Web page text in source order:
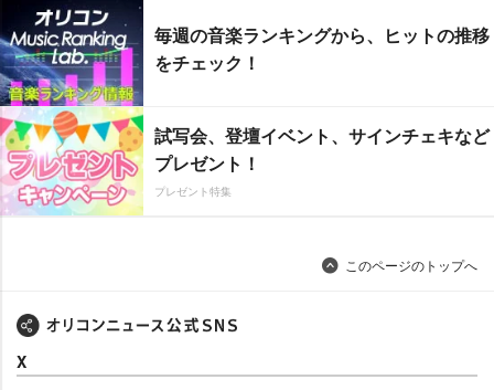
毎週の音楽ランキングから、ヒットの推移
をチェック！
試写会、登壇イベント、サインチェキなど
プレゼント！
プレゼント特集
このページのトップへ
X